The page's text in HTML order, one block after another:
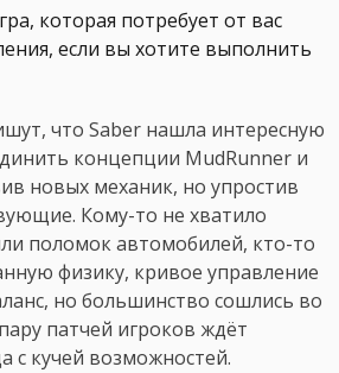
которая потребует от вас
если вы хотите выполнить
что Saber нашла интересную
концепции MudRunner и
новых механик, но упростив
Кому-то не хватило
поломок автомобилей, кто-то
физику, кривое управление
но большинство сошлись во
патчей игроков ждёт
с кучей возможностей.